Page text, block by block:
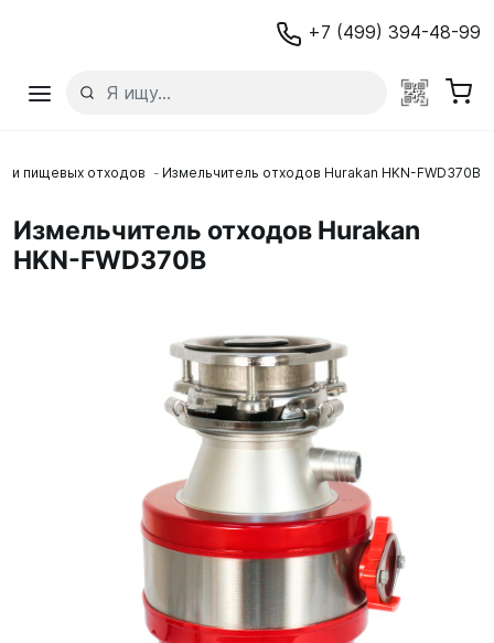
+7 (499) 394-48-99
пищевых отходов Измельчитель отходов Hurakan HKN-FWD370B
Измельчитель отходов Hurakan
HKN-FWD370B